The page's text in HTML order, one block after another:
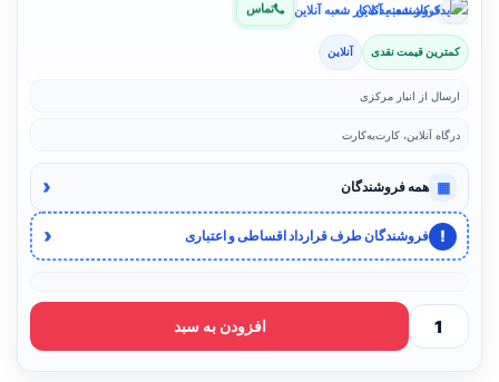
فروشنده: یدک‌کار شعبه آنلاین تماس
کمترین قیمت نقدی آنلاین
ارسال از انبار مرکزی
درگاه آنلاین، کارت‌به‌کارت
▦ همه فروشندگان ‹
! فروشندگان طرف قرارداد اقساطی و اعتباری ‹
افزودن به سبد